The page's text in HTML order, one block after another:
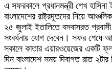
এ সফরকালে প্রধানমন্ত্রী শেখ
বাংলাদেশের রাষ্ট্রদূতদের নিয়ে
২৫ জুলাই ইতালিতে বসবাসরত
সংবর্ধনায় যোগ দেবেন। সফর শেষে
সকালে কাতার এয়ারওয়েজের একটি
দিন বাংলাদেশ সময় দিবাগত রাত